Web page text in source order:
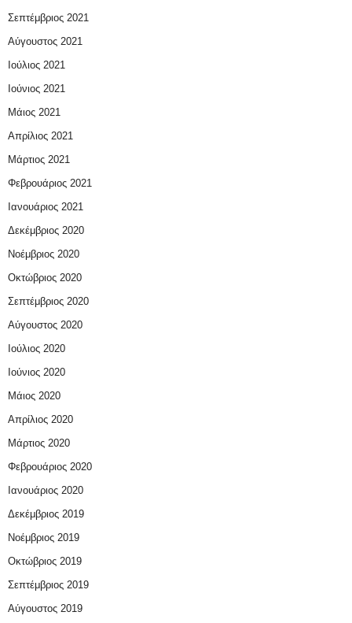
Σεπτέμβριος 2021
Αύγουστος 2021
Ιούλιος 2021
Ιούνιος 2021
Μάιος 2021
Απρίλιος 2021
Μάρτιος 2021
Φεβρουάριος 2021
Ιανουάριος 2021
Δεκέμβριος 2020
Νοέμβριος 2020
Οκτώβριος 2020
Σεπτέμβριος 2020
Αύγουστος 2020
Ιούλιος 2020
Ιούνιος 2020
Μάιος 2020
Απρίλιος 2020
Μάρτιος 2020
Φεβρουάριος 2020
Ιανουάριος 2020
Δεκέμβριος 2019
Νοέμβριος 2019
Οκτώβριος 2019
Σεπτέμβριος 2019
Αύγουστος 2019